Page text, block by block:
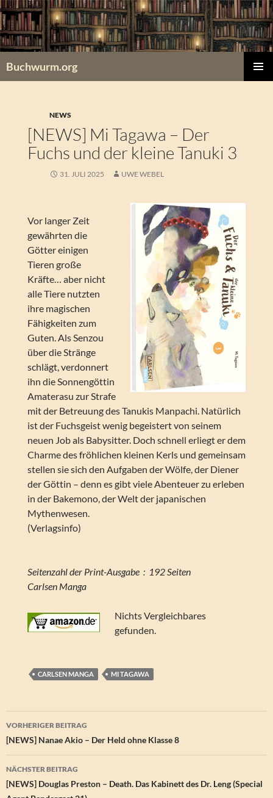
Zum
Inhalt
springen
Buchwurm.org
NEWS
[NEWS] Mi Tagawa – Der
Fuchs und der kleine Tanuki 3
31. JULI 2025 UWE WEBEL
Vor langer Zeit
gewährten die
Götter einigen
Tieren große
Kräfte… aber nicht
alle Tiere nutzten
ihre magischen
Fähigkeiten zum
Guten. Als Senzou
über die Stränge
schlägt, verdonnert
ihn die Sonnengöttin
Amaterasu zur Strafe
mit der Betreuung des Tanukis Manpachi. Natürlich
ist der Fuchsgeist wenig begeistert von seinem
neuen Job als Babysitter. Doch schnell erliegt er dem
Charme des fröhlichen kleinen Kerls und gemeinsam
stellen sie sich den Aufgaben der Wölfe, der Diener
der Göttin – denn es gibt viele Abenteuer zu erleben
in der Bakemono, der Welt der japanischen
Mythenwesen.
(Verlagsinfo)
Seitenzahl der Print-Ausgabe ‏ : ‎ 192 Seiten
Carlsen Manga
Nichts Vergleichbares
gefunden.
CARLSEN MANGA MI TAGAWA
Beitragsnavigation
VORHERIGER BEITRAG
[NEWS] Nanae Akio – Der Held ohne Klasse 8
NÄCHSTER BEITRAG
[NEWS] Douglas Preston – Death. Das Kabinett des Dr. Leng (Special